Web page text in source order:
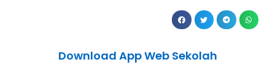
Download App Web Sekolah